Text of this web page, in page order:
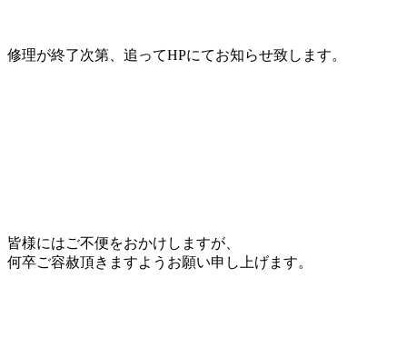
修理が終了次第、追ってHPにてお知らせ致します。
皆様にはご不便をおかけしますが、
何卒ご容赦頂きますようお願い申し上げます。